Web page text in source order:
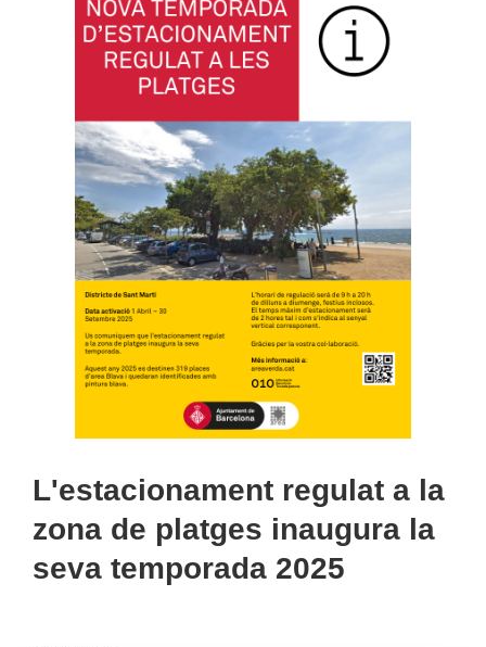
L'estacionament regulat a la
zona de platges inaugura la
seva temporada 2025